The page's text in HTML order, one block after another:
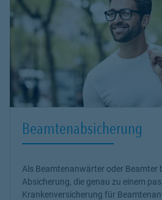
Beamtenabsicherung
Als Beamtenanwärter oder Beamter
Absicherung, die genau zu einem
Krankenversicherung für